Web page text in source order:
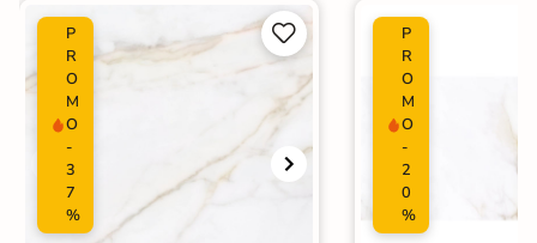
Catégories
Carrelage brillant
Carrelage poli brillant
|
Carrelage marbre
Carrelage salle de bain grand
Carrelage 60x60
Carrelage Noir
|
Carrelage salle de bain effet marbre
|
Carrelage salon moderne|
P
R
O
M
O
-
3
7
%


P
R
O
M
O
-
2
0
%